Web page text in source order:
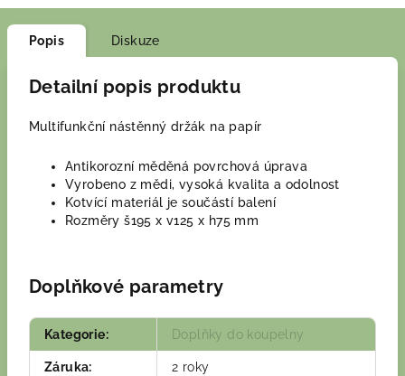
Popis Diskuze
Detailní popis produktu
Multifunkční nástěnný držák na papír
Antikorozní měděná povrchová úprava
Vyrobeno z mědi, vysoká kvalita a odolnost
Kotvící materiál je součástí balení
Rozměry š195 x v125 x h75 mm
Doplňkové parametry
Kategorie: Doplňky do koupelny
Záruka: 2 roky